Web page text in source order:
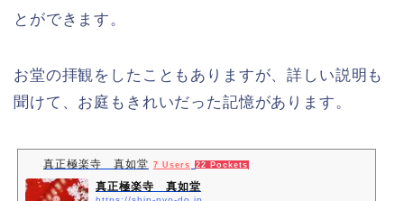
とができます。
お堂の拝観をしたこともありますが、詳しい説明も
聞けて、お庭もきれいだった記憶があります。
真正極楽寺 真如堂 7 Users 22 Pockets
真正極楽寺 真如堂